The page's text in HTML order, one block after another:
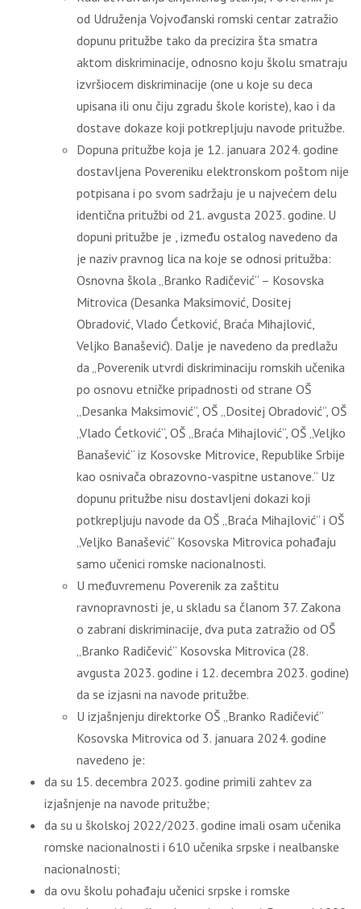
od Udruženja Vojvođanski romski centar zatražio
dopunu pritužbe tako da precizira šta smatra
aktom diskriminacije, odnosno koju školu smatraju
izvršiocem diskriminacije (one u koje su deca
upisana ili onu čiju zgradu škole koriste), kao i da
dostave dokaze koji potkrepljuju navode pritužbe.
Dopuna pritužbe koja je 12. januara 2024. godine
dostavljena Povereniku elektronskom poštom nije
potpisana i po svom sadržaju je u najvećem delu
identična pritužbi od 21. avgusta 2023. godine. U
dopuni pritužbe je , između ostalog navedeno da
je naziv pravnog lica na koje se odnosi pritužba:
Osnovna škola „Branko Radičević“ – Kosovska
Mitrovica (Desanka Maksimović, Dositej
Obradović, Vlado Ćetković, Braća Mihajlović,
Veljko Banašević). Dalje je navedeno da predlažu
da „Poverenik utvrdi diskriminaciju romskih učenika
po osnovu etničke pripadnosti od strane OŠ
„Desanka Maksimović“, OŠ „Dositej Obradović“, OŠ
„Vlado Ćetković“, OŠ „Braća Mihajlović“, OŠ „Veljko
Banašević“ iz Kosovske Mitrovice, Republike Srbije
kao osnivača obrazovno-vaspitne ustanove.“ Uz
dopunu pritužbe nisu dostavljeni dokazi koji
potkrepljuju navode da OŠ „Braća Mihajlović“ i OŠ
„Veljko Banašević“ Kosovska Mitrovica pohađaju
samo učenici romske nacionalnosti.
U međuvremenu Poverenik za zaštitu
ravnopravnosti je, u skladu sa članom 37. Zakona
o zabrani diskriminacije, dva puta zatražio od OŠ
„Branko Radičević“ Kosovska Mitrovica (28.
avgusta 2023. godine i 12. decembra 2023. godine)
da se izjasni na navode pritužbe.
U izjašnjenju direktorke OŠ „Branko Radičević“
Kosovska Mitrovica od 3. januara 2024. godine
navedeno je:
da su 15. decembra 2023. godine primili zahtev za
izjašnjenje na navode pritužbe;
da su u školskoj 2022/2023. godine imali osam učenika
romske nacionalnosti i 610 učenika srpske i nealbanske
nacionalnosti;
da ovu školu pohađaju učenici srpske i romske